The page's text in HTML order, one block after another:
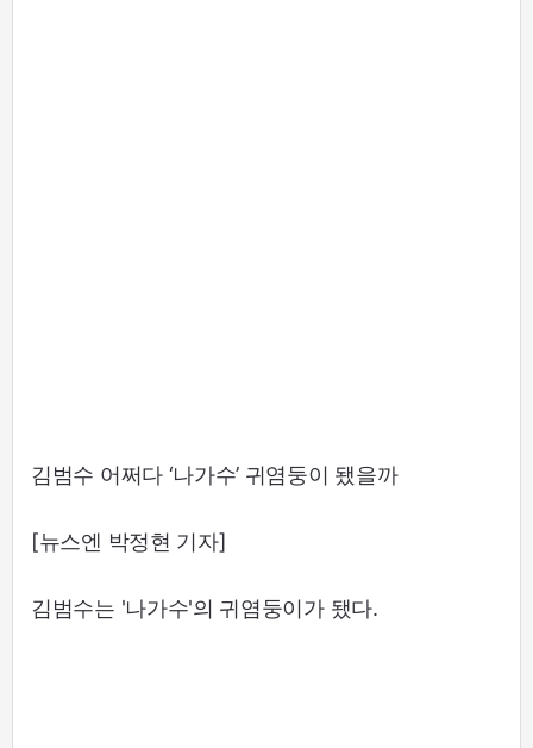
김범수 어쩌다 ‘나가수’ 귀염둥이 됐을까
[뉴스엔 박정현 기자]
김범수는 '나가수'의 귀염둥이가 됐다.